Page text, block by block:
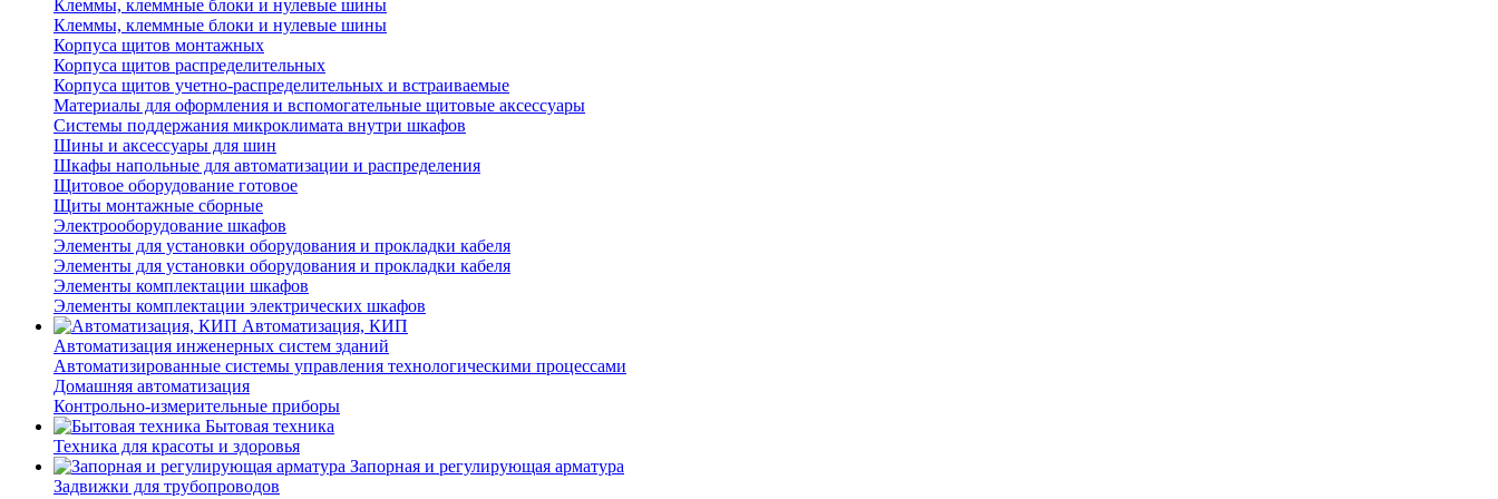
Клеммы, клеммные блоки и нулевые шины
Клеммы, клеммные блоки и нулевые шины
Корпуса щитов монтажных
Корпуса щитов распределительных
Корпуса щитов учетно-распределительных и встраиваемые
Материалы для оформления и вспомогательные щитовые аксессуары
Системы поддержания микроклимата внутри шкафов
Шины и аксессуары для шин
Шкафы напольные для автоматизации и распределения
Щитовое оборудование готовое
Щиты монтажные сборные
Электрооборудование шкафов
Элементы для установки оборудования и прокладки кабеля
Элементы для установки оборудования и прокладки кабеля
Элементы комплектации шкафов
Элементы комплектации электрических шкафов
Автоматизация, КИП
Автоматизация инженерных систем зданий
Автоматизированные системы управления технологическими процессами
Домашняя автоматизация
Контрольно-измерительные приборы
Бытовая техника
Техника для красоты и здоровья
Запорная и регулирующая арматура
Задвижки для трубопроводов